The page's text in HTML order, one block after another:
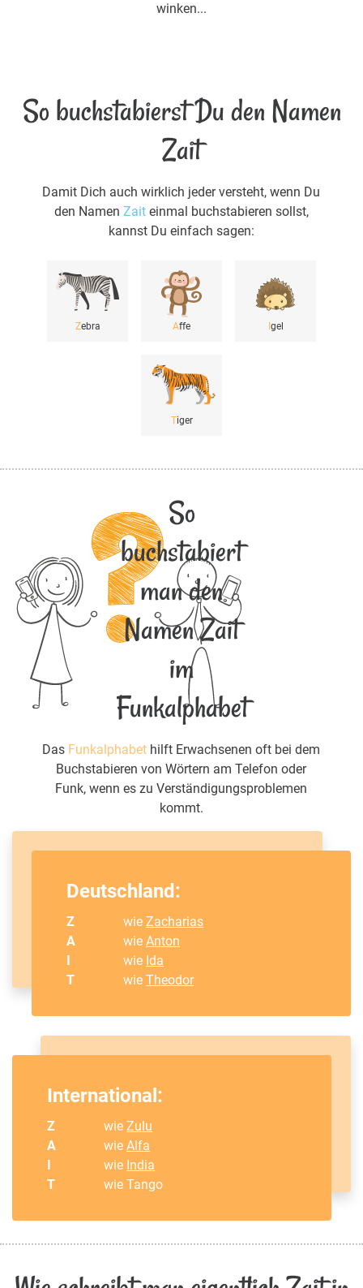
winken...
So buchstabierst Du den Namen
Zait
Damit Dich auch wirklich jeder versteht, wenn Du
den Namen Zaiteinmal buchstabieren sollst,
kannst Du einfach sagen:
Zebra Affe Igel
Tiger
So
buchstabiert
man den
Namen Zait
im
Funkalphabet
Das Funkalphabet hilft Erwachsenen oft bei dem
Buchstabieren von Wörtern am Telefon oder
Funk, wenn es zu Verständigungsproblemen
kommt.
Deutschland:
Z wieZacharias
A
wieAnton
I
wie Ida
T
wieTheodor
International:
Z wieZulu
A
wieAlfa
I
wie India
T
wie Tango